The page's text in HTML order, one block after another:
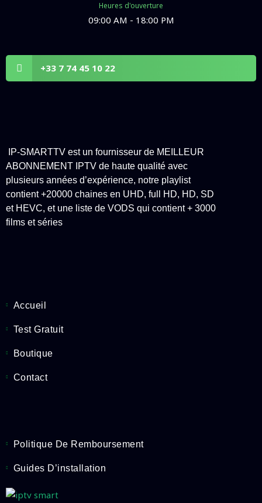
Heures d'ouverture
09:00 AM - 18:00 PM
+33 7 74 45 10 22
IP-SMARTTV est un fournisseur de MEILLEUR
ABONNEMENT IPTV de haute qualité avec
plusieurs années d’expérience, notre playlist
contient +20000 chaines en UHD, full HD, HD, SD
et HEVC, et une liste de VODS qui contient + 3000
films et séries
Accueil
Test Gratuit
Boutique
Contact
Politique De Remboursement
Guides D’installation